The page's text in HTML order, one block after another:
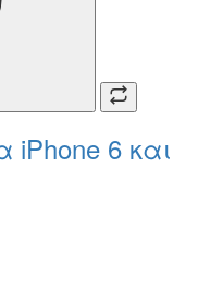
iPhone 6 και